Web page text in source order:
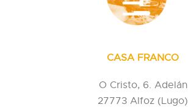
CASA FRANCO
O Cristo, 6. Adelán
27773 Alfoz (Lugo)